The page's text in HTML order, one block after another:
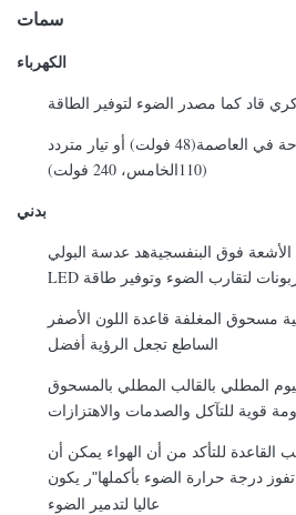
سمات
الكهرباء
قاد كما مصدر الضوء لتوفير الطاقة
في العاصمة(
48 فولت) أو تيار متردد
(110
الخامس، 240 فولت)
بدني
فوق البنفسجيةهد عدسة البولي
لتقارب الضوء وتوفير طاقة LED
مسحوق المغلفة قاعدة اللون الأصفر
الساطع تجعل الرؤية أفضل
المطلي بالقالب المطلي بالمسحوق
قوية للتآكل والصدمات والاهتزازات
للتأكد من أن الهواء يمكن أن
درجة حرارة الضوء بأكملها"ر يكون
عاليا لتدمير الضوء